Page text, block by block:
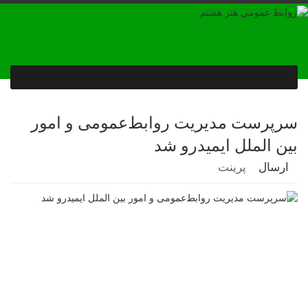
سرپرست مدیریت روابط‌عمومی‌ و امور
بین الملل ایمیدرو شد
ارسال پرینت